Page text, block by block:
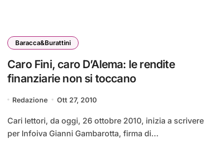
Baracca&Burattini
Caro Fini, caro D’Alema: le rendite
finanziarie non si toccano
Redazione Ott 27, 2010
Cari lettori, da oggi, 26 ottobre 2010, inizia a scrivere
per Infoiva Gianni Gambarotta, firma di...